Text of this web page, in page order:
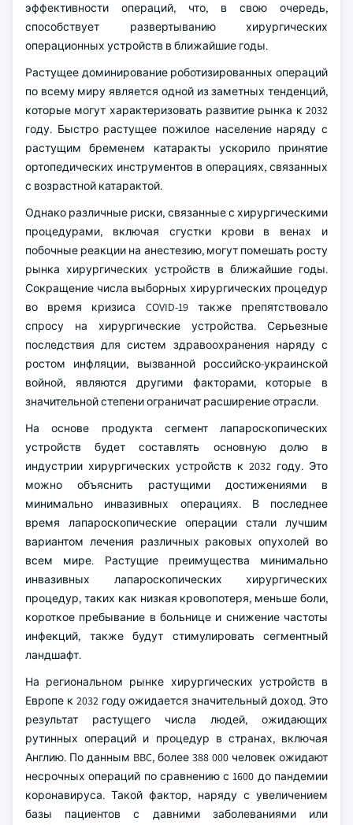
эффективности операций, что, в свою очередь,
способствует развертыванию хирургических
операционных устройств в ближайшие годы.
Растущее доминирование роботизированных операций
по всему миру является одной из заметных тенденций,
которые могут характеризовать развитие рынка к 2032
году. Быстро растущее пожилое население наряду с
растущим бременем катаракты ускорило принятие
ортопедических инструментов в операциях, связанных
с возрастной катарактой.
Однако различные риски, связанные с хирургическими
процедурами, включая сгустки крови в венах и
побочные реакции на анестезию, могут помешать росту
рынка хирургических устройств в ближайшие годы.
Сокращение числа выборных хирургических процедур
во время кризиса COVID-19 также препятствовало
спросу на хирургические устройства. Серьезные
последствия для систем здравоохранения наряду с
ростом инфляции, вызванной российско-украинской
войной, являются другими факторами, которые в
значительной степени ограничат расширение отрасли.
На основе продукта сегмент лапароскопических
устройств будет составлять основную долю в
индустрии хирургических устройств к 2032 году. Это
можно объяснить растущими достижениями в
минимально инвазивных операциях. В последнее
время лапароскопические операции стали лучшим
вариантом лечения различных раковых опухолей во
всем мире. Растущие преимущества минимально
инвазивных лапароскопических хирургических
процедур, таких как низкая кровопотеря, меньше боли,
короткое пребывание в больнице и снижение частоты
инфекций, также будут стимулировать сегментный
ландшафт.
На региональном рынке хирургических устройств в
Европе к 2032 году ожидается значительный доход. Это
результат растущего числа людей, ожидающих
рутинных операций и процедур в странах, включая
Англию. По данным BBC, более 388 000 человек ожидают
несрочных операций по сравнению с 1600 до пандемии
коронавируса. Такой фактор, наряду с увеличением
базы пациентов с давними заболеваниями или